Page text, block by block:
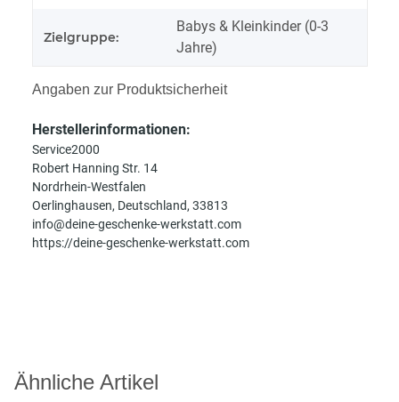
Zielgruppe:
Babys & Kleinkinder (0-3
Jahre)
Angaben zur Produktsicherheit
Herstellerinformationen:
Service2000
Robert Hanning Str. 14
Nordrhein-Westfalen
Oerlinghausen, Deutschland, 33813
info@deine-geschenke-werkstatt.com
https://deine-geschenke-werkstatt.com
Ähnliche Artikel